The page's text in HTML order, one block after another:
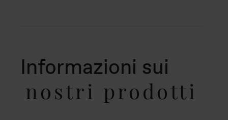
Informazioni sui
nostri prodotti